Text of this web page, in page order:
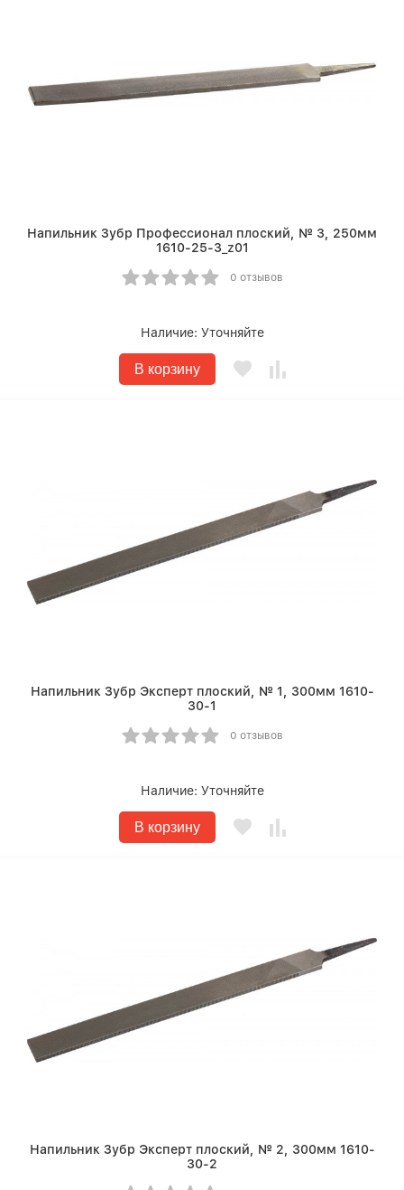
Напильник Зубр Профессионал плоский, № 3, 250мм
1610-25-3_z01
0 отзывов
Наличие: Уточняйте
В корзину
Напильник Зубр Эксперт плоский, № 1, 300мм 1610-
30-1
0 отзывов
Наличие: Уточняйте
В корзину
Напильник Зубр Эксперт плоский, № 2, 300мм 1610-
30-2